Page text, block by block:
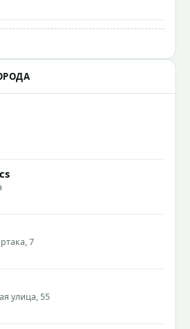
7
улица, 55